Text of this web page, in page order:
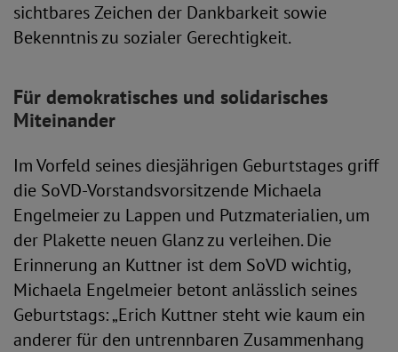
sichtbares Zeichen der Dankbarkeit sowie
Bekenntnis zu sozialer Gerechtigkeit.
Für demokratisches und solidarisches
Miteinander
Im Vorfeld seines diesjährigen Geburtstages griff
die SoVD-Vorstandsvorsitzende Michaela
Engelmeier zu Lappen und Putzmaterialien, um
der Plakette neuen Glanz zu verleihen. Die
Erinnerung an Kuttner ist dem SoVD wichtig,
Michaela Engelmeier betont anlässlich seines
Geburtstags: „Erich Kuttner steht wie kaum ein
anderer für den untrennbaren Zusammenhang